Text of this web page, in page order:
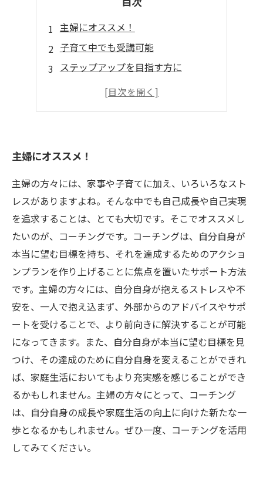
主婦にオススメ！
子育て中でも受講可能
ステップアップを目指す方に
実践的知識を手軽に習得
主婦にオススメ！
主婦の方々には、家事や子育てに加え、いろいろなスト
レスがありますよね。そんな中でも自己成長や自己実現
を追求することは、とても大切です。そこでオススメし
たいのが、コーチングです。コーチングは、自分自身が
本当に望む目標を持ち、それを達成するためのアクショ
ンプランを作り上げることに焦点を置いたサポート方法
です。主婦の方々には、自分自身が抱えるストレスや不
安を、一人で抱え込まず、外部からのアドバイスやサポ
ートを受けることで、より前向きに解決することが可能
になってきます。また、自分自身が本当に望む目標を見
つけ、その達成のために自分自身を変えることができれ
ば、家庭生活においてもより充実感を感じることができ
るかもしれません。主婦の方々にとって、コーチング
は、自分自身の成長や家庭生活の向上に向けた新たな一
歩となるかもしれません。ぜひ一度、コーチングを活用
してみてください。